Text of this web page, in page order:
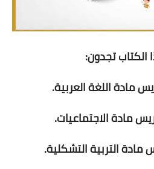
تجدون:
مادة اللغة العربية.
مادة الاجتماعيات.
التربية التشكلية.